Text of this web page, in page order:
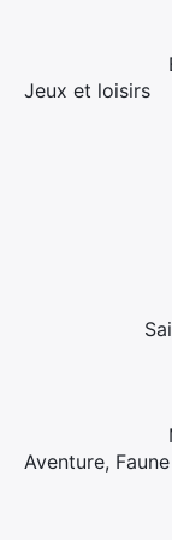
BEST
Jeux et loisirs
Saint-
Aventure, Faune